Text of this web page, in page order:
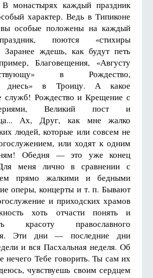
В монастырях каждый праздник
характер. Ведь в Типиконе
особые положены на каждый
поются «стихиры
Заранее ждешь, как будут петь
Благовещения, «Августу
в Рождество,
днесь» в Троицу. А какое
служб! Рождество и Крещение с
Великий пост и
Ах, Друг, как мне жалко
людей, которые или совсем не
или ходят к одним
Обедня — это уже конец
меня лично в сравнении с
прямо жалкими и бедными
оперы, концерты и т. п. Бывают
и приходских храмов
хоть отчасти понять и
красоту православного
Эти дни — последние дни
и вся Пасхальная неделя. Об
нечего Тебе говорить. Ты сам их
чувствуешь своим сердцем